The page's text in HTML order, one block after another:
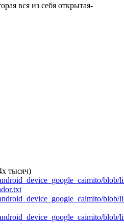
вся из себя открытая-
тысяч)
blob/
blob/
blob/